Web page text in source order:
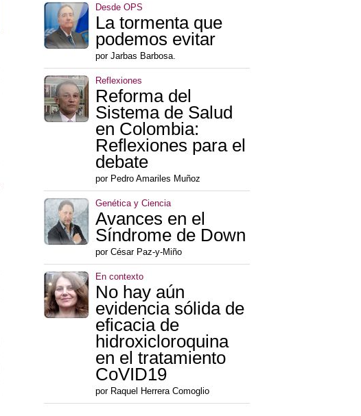
Desde OPS
La tormenta que
podemos evitar
por Jarbas Barbosa.
Reflexiones
Reforma del
Sistema de Salud
en Colombia:
Reflexiones para el
debate
por Pedro Amariles Muñoz
Genética y Ciencia
Avances en el
Síndrome de Down
por César Paz-y-Miño
En contexto
No hay aún
evidencia sólida de
eficacia de
hidroxicloroquina
en el tratamiento
CoVID19
por Raquel Herrera Comoglio